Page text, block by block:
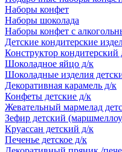
Наборы конфет
Наборы шоколада
Наборы конфет с
Детские кондитерские
Конструктор кондитерский
Шоколадное яйцо д/к
Шоколадные изделия
Декоративная карамель д/к
Конфеты детские д/к
Жевательный мармелад
Зефир детский
Круассан детский д/к
Печенье детское д/к